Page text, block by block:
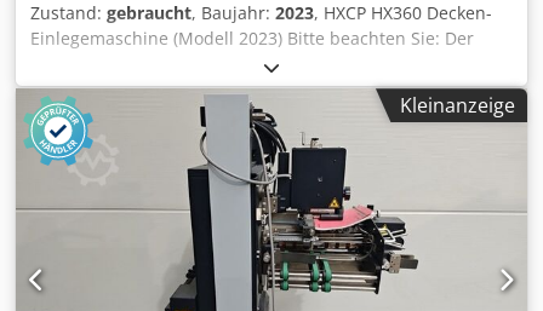
Zustand: gebraucht, Baujahr: 2023, HXCP HX360 Decken-
Einlegemaschine (Modell 2023) Bitte beachten Sie: Der
Neupreis dieser Maschine liegt bei über 70.000 USD.
Verkaufspreis: 39.000 USD oder bestes Angebot für
schnellen Verkauf. Dem Käufer obliegen Demontage und
Versand. Ein Link zu einem YouTube-Video ist in der
Anzeige enthalten. Zum Verkauf steht eine automatische
Decken-Einlegemaschine HXCP HX360, Baujahr 2023. Die
Maschine wurde 2023 neu gekauft und in unserer
Hardcover-Buchproduktion eingesetzt. Sie ist für das
automatische Einlegen von Hardcover-Büchern,
Notizbüchern, Journalen und ähnlichen Produkten
Kleinanzeige